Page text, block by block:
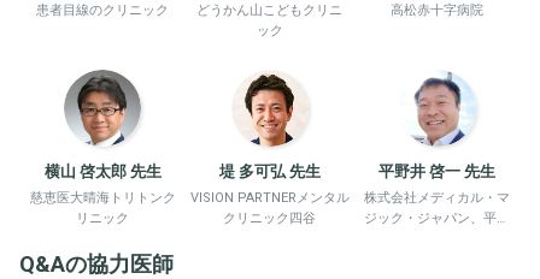
患者目線のクリニック
どうかん山こどもクリニ
ック
高松赤十字病院
横山 啓太郎 先生
慈恵医大晴海トリトンク
リニック
堤 多可弘 先生
VISION PARTNERメンタル
クリニック四谷
平野井 啓一 先生
株式会社メディカル・マ
ジック・ジャパン、平野
Q&Aの協力医師